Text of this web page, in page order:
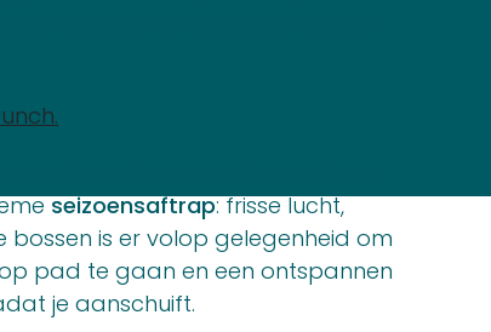
seizoensaftrap: frisse lucht,
bossen is er volop gelegenheid om
pad te gaan en een ontspannen
je aanschuift.